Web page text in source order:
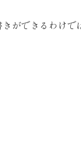
ができるわけ